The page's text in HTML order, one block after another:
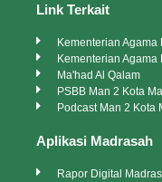
Link Terkait
Kementerian Agama
Kementerian Agama
Ma'had Al Qalam
PSBB Man 2 Kota
Podcast Man 2 Kota
Aplikasi Madrasah
Rapor Digital